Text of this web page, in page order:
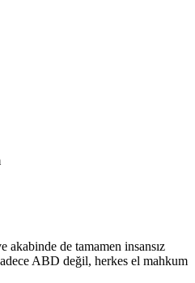
akabinde de tamamen insansız
ABD değil, herkes el mahkum